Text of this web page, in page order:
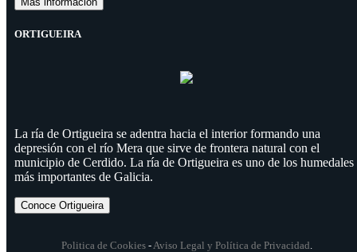
ORTIGUEIRA
La ría de Ortigueira se adentra hacia el interior formando una
depresión con el río Mera que sirve de frontera natural con el
municipio de Cerdido. La ría de Ortigueira es uno de los humedales
más importantes de Galicia.
Conoce Ortigueira
Politica de Cookies-Aviso Legal y Política de Privacidad.